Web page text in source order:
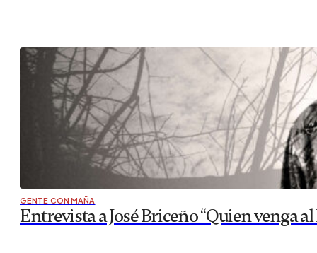
GENTE CON MAÑA
Entrevista a José Briceño “Quien venga